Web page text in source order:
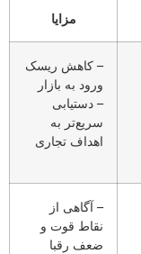
مزایا
– کاهش ریسک
ورود به بازار
– دستیابی
سریع‌تر به
اهداف تجاری
– آگاهی از
نقاط قوت و
ضعف رقبا